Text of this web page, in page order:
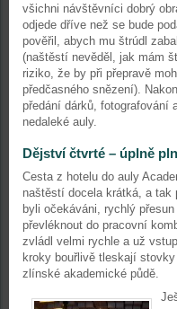
všichni návštěvníci dobrý
odjede dříve než se bude
pověřil, abych mu štrúdl
(naštěstí nevěděl, jak mám
riziko, že by při přepravě
předčasného snězení).
předání dárků, fotografování
nedaleké auly.
Dějství čtvrté – úplně
Cesta z hotelu do auly
naštěstí docela krátká, a tak
byli očekáváni, rychlý
převléknout do pracovní
zvládl velmi rychle a už
kroky bouřlivě tleskají
zlínské akademické půdě.